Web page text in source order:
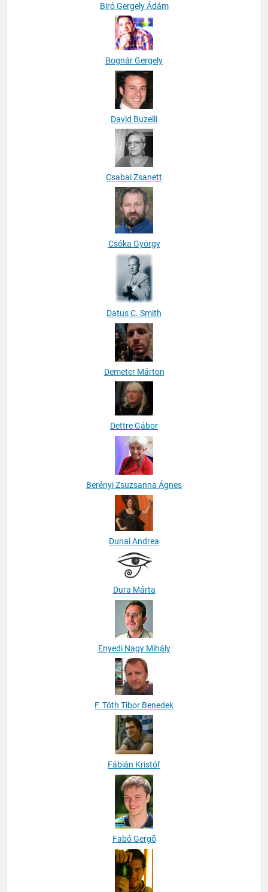
Biró Gergely Ádám
Bognár Gergely
David Buzelli
Csabai Zsanett
Csóka György
Datus C. Smith
Demeter Márton
Dettre Gábor
Berényi Zsuzsanna Ágnes
Dunai Andrea
Dura Márta
Enyedi Nagy Mihály
F. Tóth Tibor Benedek
Fábián Kristóf
Fabó Gergő